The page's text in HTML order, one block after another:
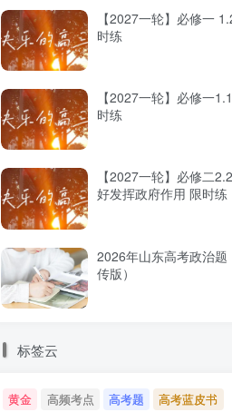
高考蓝皮书《高考研究报告（2025）》出版发行 12种选科组合优劣势
【2027一轮】必修一
时练
【2027一轮】必修一
时练
【2027一轮】必修二
好发挥政府作用 限时练
2026年山东高考政治题
传版）
标签云
黄金 高频考点 高考题
高考蓝皮书